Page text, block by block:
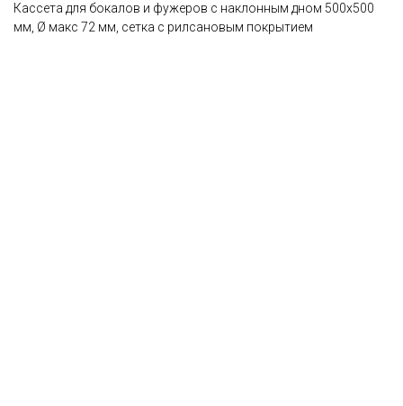
Кассета для бокалов и фужеров с наклонным дном 500х500
мм, Ø макс 72 мм, сетка с рилсановым покрытием